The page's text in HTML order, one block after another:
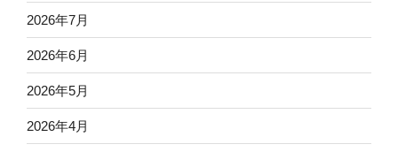
2026年7月
2026年6月
2026年5月
2026年4月